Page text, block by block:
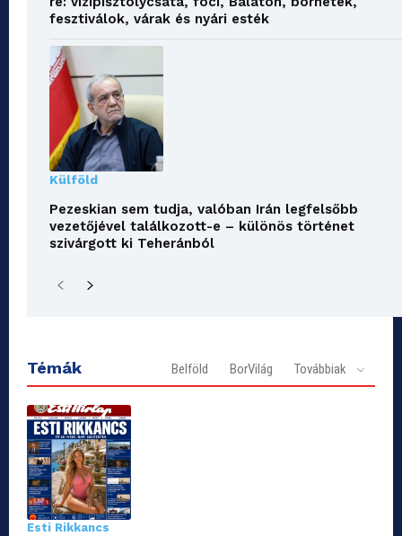
fesztiválok, várak és nyári esték
Külföld
Pezeskian sem tudja, valóban Irán legfelsőbb
vezetőjével találkozott-e – különös történet
szivárgott ki Teheránból
Témák Belföld BorVilág Továbbiak
Esti Rikkancs